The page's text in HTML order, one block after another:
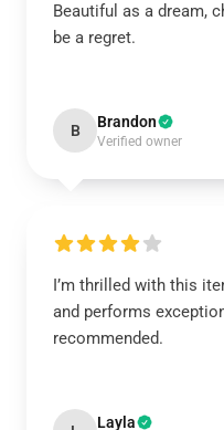
Beautiful as a dream,
be a regret.
B Brandon
Verified owner
I’m thrilled with this
and performs
recommended.
Layla